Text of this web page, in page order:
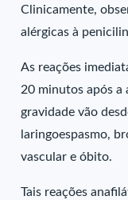
Clinicamente,
alérgicas à
As reações
20 minutos após a
gravidade vão
laringoespasmo,
vascular e óbito.
Tais reações